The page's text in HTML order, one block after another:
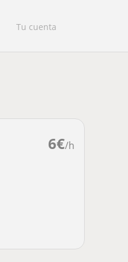
Tu cuenta
6€/h